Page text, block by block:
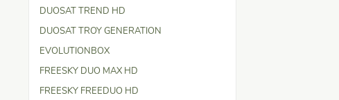
DUOSAT TREND HD
DUOSAT TROY GENERATION
EVOLUTIONBOX
FREESKY DUO MAX HD
FREESKY FREEDUO HD